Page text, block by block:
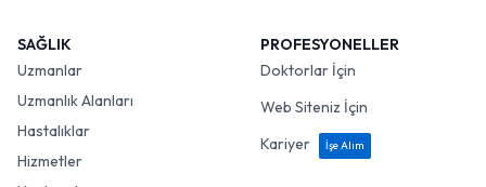
SAĞLIK
Uzmanlar
Uzmanlık Alanları
Hastalıklar
Hizmetler
PROFESYONELLER
Doktorlar İçin
Web Siteniz İçin
Kariyer
İşe Alım